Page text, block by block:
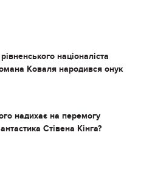
націоналіста
Коваля народився онук
надихає на перемогу
Стівена Кінга?